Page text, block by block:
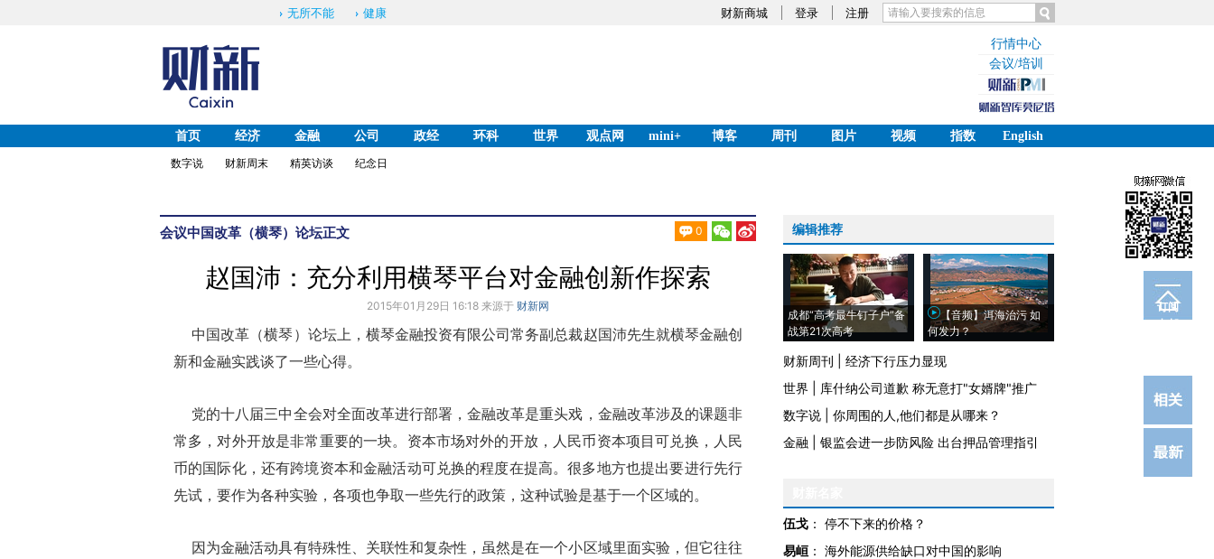
财新商城 登录 注册
无所不能 健康
行情中心
会议/培训
首页 经济 金融 公司 政经 环科 世界 观点网 mini+ 博客 周刊 图片 视频 指数
English
数字说
财新周末 精英访谈 纪念日
会议中国改革（横琴）论坛正文 0
订阅
电邮
赵国沛：充分利用横琴平台对金融创新作探索
2015年01月29日 16:18 来源于 财新网
中国改革（横琴）论坛上，横琴金融投资有限公司常务副总裁赵国沛先生就横琴金融创
新和金融实践谈了一些心得。
党的十八届三中全会对全面改革进行部署，金融改革是重头戏，金融改革涉及的课题非
常多，对外开放是非常重要的一块。资本市场对外的开放，人民币资本项目可兑换，人民
币的国际化，还有跨境资本和金融活动可兑换的程度在提高。很多地方也提出要进行先行
先试，要作为各种实验，各项也争取一些先行的政策，这种试验是基于一个区域的。
因为金融活动具有特殊性、关联性和复杂性，虽然是在一个小区域里面实验，但它往往
编辑推荐
成都“高考最牛钉子户”备
战第21次高考
【音频】洱海治污 如
何发力？
财新周刊
经济下行压力显现
世界
库什纳公司道歉 称无意打"女婿牌"推广
数字说
你周围的人,他们都是从哪来？
金融
银监会进一步防风险 出台押品管理指引
伍戈 ： 停不下来的价格？
易峘 ： 海外能源供给缺口对中国的影响